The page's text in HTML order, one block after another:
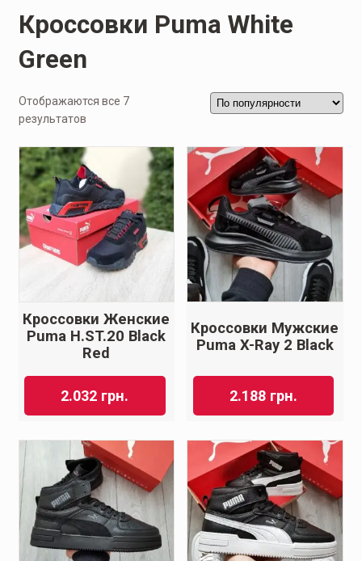
Кроссовки Puma White
Green
Отображаются все 7
результатов
Кроссовки Женские
Puma H.ST.20 Black
Red
2.032 грн.
Кроссовки Мужские
Puma X-Ray 2 Black
2.188 грн.